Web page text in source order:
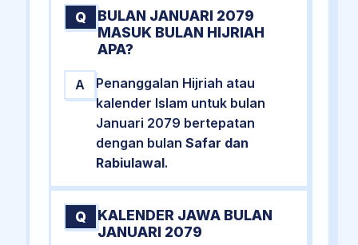
Q
BULAN JANUARI 2079
MASUK BULAN HIJRIAH
APA?
A
Penanggalan Hijriah atau
kalender Islam untuk bulan
Januari 2079 bertepatan
dengan bulan Safar dan
Rabiulawal.
Q
KALENDER JAWA BULAN
JANUARI 2079